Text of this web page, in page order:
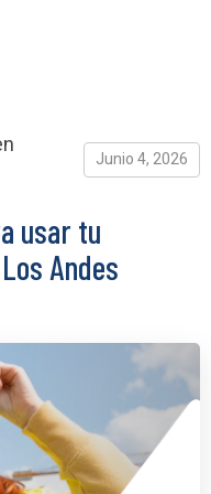
Junio 4, 2026
usar tu
Andes